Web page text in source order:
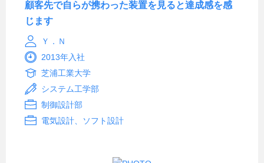
顧客先で自らが携わった装置を見ると達成感を感
じます
Ｙ．Ｎ
2013年入社
芝浦工業大学
システム工学部
制御設計部
電気設計、ソフト設計